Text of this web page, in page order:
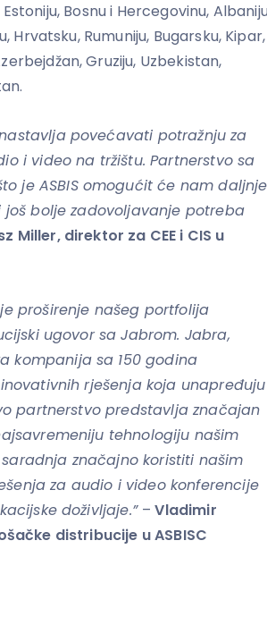
Bosnu i Hercegovinu,
Hrvatsku, Rumuniju, Bugarsku, Kipar,
Gruziju, Uzbekistan,
povećavati potražnju za
i video na tržištu. Partnerstvo sa
je ASBIS omogućit će nam daljnje
bolje zadovoljavanje potreba
Miller, direktor za CEE i CIS u
proširenje našeg portfolija
ugovor sa Jabrom. Jabra,
kompanija sa 150 godina
rješenja koja unapređuju
partnerstvo predstavlja značajan
tehnologiju našim
značajno koristiti našim
za audio i video konferencije
doživljaje.” –Vladimir
distribucije u ASBISC